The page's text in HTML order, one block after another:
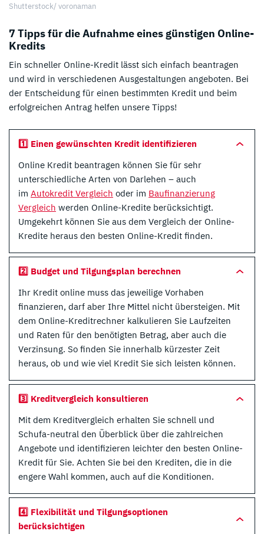
Shutterstock/ voronaman
7 Tipps für die Aufnahme eines günstigen Online-
Kredits
Ein schneller Online-Kredit lässt sich einfach beantragen
und wird in verschiedenen Ausgestaltungen angeboten. Bei
der Entscheidung für einen bestimmten Kredit und beim
erfolgreichen Antrag helfen unsere Tipps!
1️⃣ Einen gewünschten Kredit identifizieren
Online Kredit beantragen können Sie für sehr
unterschiedliche Arten von Darlehen – auch
im Autokredit Vergleich oder im Baufinanzierung
Vergleich werden Online-Kredite berücksichtigt.
Umgekehrt können Sie aus dem Vergleich der Online-
Kredite heraus den besten Online-Kredit finden.
2️⃣ Budget und Tilgungsplan berechnen
Ihr Kredit online muss das jeweilige Vorhaben
finanzieren, darf aber Ihre Mittel nicht übersteigen. Mit
dem Online-Kreditrechner kalkulieren Sie Laufzeiten
und Raten für den benötigten Betrag, aber auch die
Verzinsung. So finden Sie innerhalb kürzester Zeit
heraus, ob und wie viel Kredit Sie sich leisten können.
3️⃣ Kreditvergleich konsultieren
Mit dem Kreditvergleich erhalten Sie schnell und
Schufa-neutral den Überblick über die zahlreichen
Angebote und identifizieren leichter den besten Online-
Kredit für Sie. Achten Sie bei den Krediten, die in die
engere Wahl kommen, auch auf die Konditionen.
4️⃣ Flexibilität und Tilgungsoptionen
berücksichtigen